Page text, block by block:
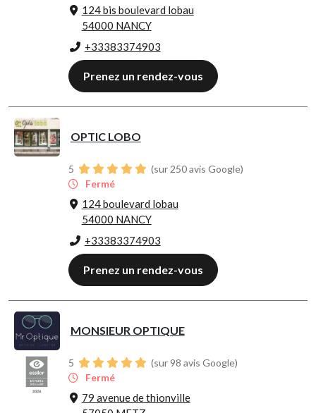
124 bis boulevard lobau
54000 NANCY
+33383374903
Prenez un rendez-vous
OPTIC LOBO
5
(sur 250 avis Google)
Fermé
124 boulevard lobau
54000 NANCY
+33383374903
Prenez un rendez-vous
MONSIEUR OPTIQUE
5
(sur 98 avis Google)
Fermé
79 avenue de thionville